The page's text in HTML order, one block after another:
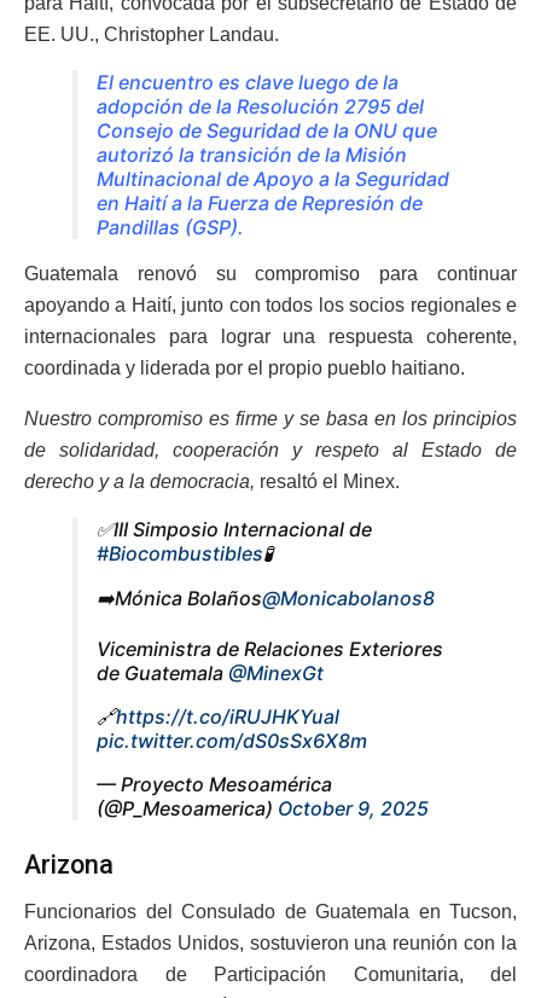
EE. UU., Christopher Landau.
El encuentro es clave luego de la
adopción de la Resolución 2795 del
Consejo de Seguridad de la ONU que
autorizó la transición de la Misión
Multinacional de Apoyo a la Seguridad
en Haití a la Fuerza de Represión de
Pandillas (GSP).
Guatemala renovó su compromiso para continuar
apoyando a Haití, junto con todos los socios regionales e
internacionales para lograr una respuesta coherente,
coordinada y liderada por el propio pueblo haitiano.
Nuestro compromiso es firme y se basa en los principios
de solidaridad, cooperación y respeto al Estado de
derecho y a la democracia, resaltó el Minex.
✅III Simposio Internacional de
#Biocombustibles🧪
➡️Mónica Bolaños@Monicabolanos8
Viceministra de Relaciones Exteriores
de Guatemala @MinexGt
🔗https://t.co/iRUJHKYual
pic.twitter.com/dS0sSx6X8m
— Proyecto Mesoamérica
(@P_Mesoamerica) October 9, 2025
Arizona
Funcionarios del Consulado de Guatemala en Tucson,
Arizona, Estados Unidos, sostuvieron una reunión con la
coordinadora de Participación Comunitaria, del